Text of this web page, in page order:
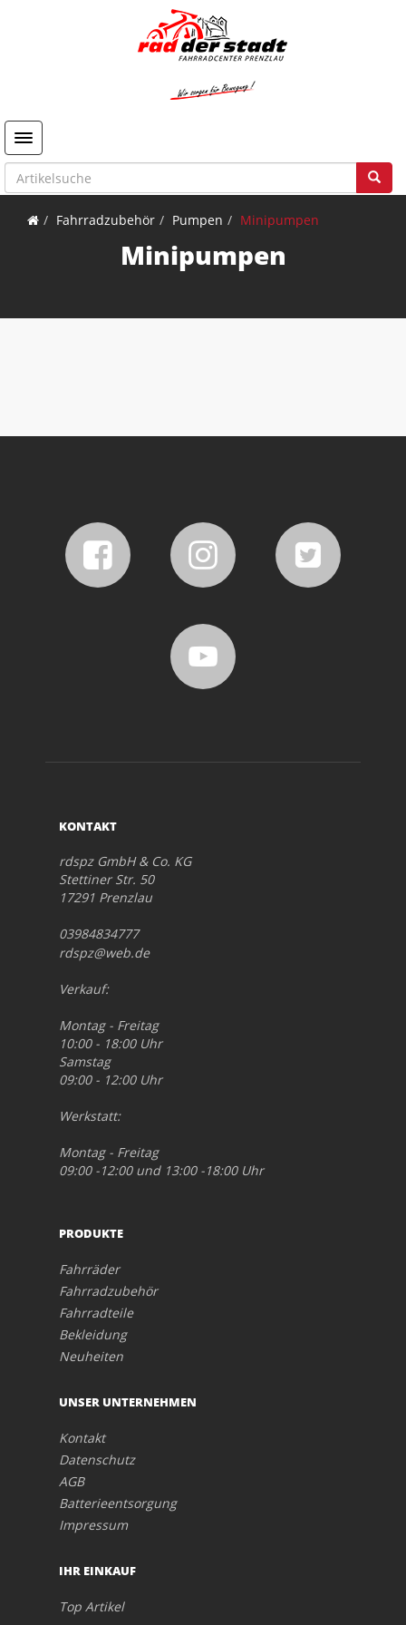
Toggle navigation
Fahrradzubehör Pumpen Minipumpen
Minipumpen
KONTAKT
rdspz GmbH & Co. KG
Stettiner Str. 50
17291 Prenzlau
03984834777
rdspz@web.de
Verkauf:
Montag - Freitag
10:00 - 18:00 Uhr
Samstag
09:00 - 12:00 Uhr
Werkstatt:
Montag - Freitag
09:00 -12:00 und 13:00 -18:00 Uhr
PRODUKTE
Fahrräder
Fahrradzubehör
Fahrradteile
Bekleidung
Neuheiten
UNSER UNTERNEHMEN
Kontakt
Datenschutz
AGB
Batterieentsorgung
Impressum
IHR EINKAUF
Top Artikel